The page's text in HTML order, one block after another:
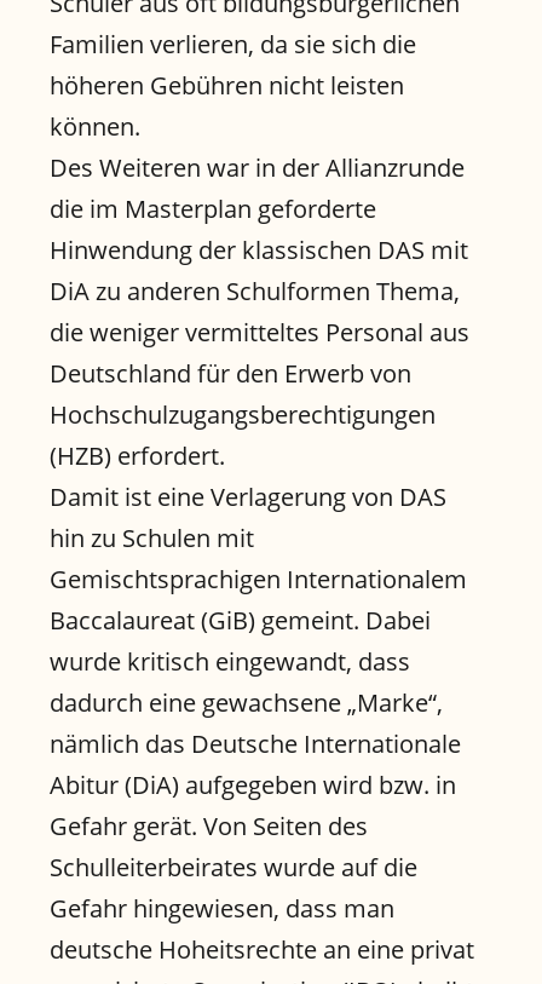
Familien verlieren, da sie sich die
höheren Gebühren nicht leisten
können.
Des Weiteren war in der Allianzrunde
die im Masterplan geforderte
Hinwendung der klassischen DAS mit
DiA zu anderen Schulformen Thema,
die weniger vermitteltes Personal aus
Deutschland für den Erwerb von
Hochschulzugangsberechtigungen
(HZB) erfordert.
Damit ist eine Verlagerung von DAS
hin zu Schulen mit
Gemischtsprachigen Internationalem
Baccalaureat (GiB) gemeint. Dabei
wurde kritisch eingewandt, dass
dadurch eine gewachsene „Marke“,
nämlich das Deutsche Internationale
Abitur (DiA) aufgegeben wird bzw. in
Gefahr gerät. Von Seiten des
Schulleiterbeirates wurde auf die
Gefahr hingewiesen, dass man
deutsche Hoheitsrechte an eine privat